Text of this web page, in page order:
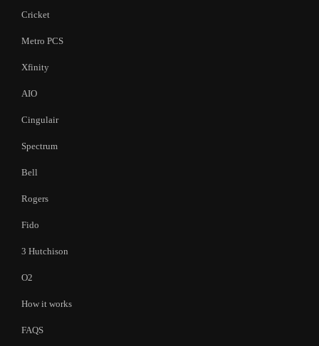
Cricket
Metro PCS
Xfinity
AIO
Cingulair
Spectrum
Bell
Rogers
Fido
3 Hutchison
O2
How it works
FAQS